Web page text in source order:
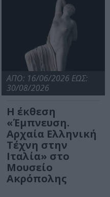
ΑΠΟ: 16/06/2026 ΕΩΣ:
30/08/2026
Η έκθεση
«Έμπνευση.
Αρχαία Ελληνική
Τέχνη στην
Ιταλία» στο
Μουσείο
Ακρόπολης